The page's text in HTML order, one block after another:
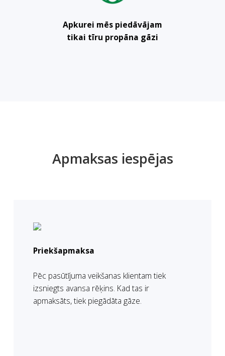
Apkurei mēs piedāvājam
tikai tīru propāna gāzi
Apmaksas iespējas
Priekšapmaksa
Pēc pasūtījuma veikšanas klientam tiek
izsniegts avansa rēķins. Kad tas ir
apmaksāts, tiek piegādāta gāze.